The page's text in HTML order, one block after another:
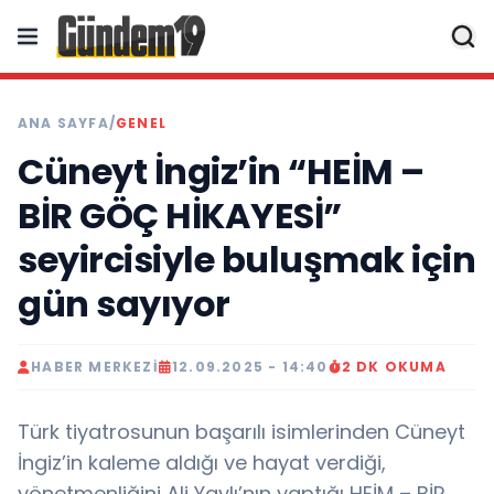
ANA SAYFA/GENEL
Cüneyt İngiz’in “HEİM –
BİR GÖÇ HİKAYESİ”
seyircisiyle buluşmak için
gün sayıyor
HABER MERKEZI 12.09.2025 - 14:40 2 DK OKUMA
Türk tiyatrosunun başarılı isimlerinden Cüneyt
İngiz’in kaleme aldığı ve hayat verdiği,